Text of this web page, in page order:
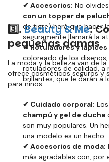
✔ Accesorios: No
con un topper de
de tigre) hará que hacer
seguramente llamará la
✔ Rotuladores y
coloreado de los
rotuladores de calidad, a
brillantes, que le darán a
3️⃣.Beauty & Me:
pequeñas damas
La moda y la belleza van de
ofrece cosméticos seguros y
para niños.
✔ Cuidado corporal:
champú y gel de ducha
son muy populares. Un
una modelo es un hecho.
✔ Accesorios de moda:
más agradables con, por